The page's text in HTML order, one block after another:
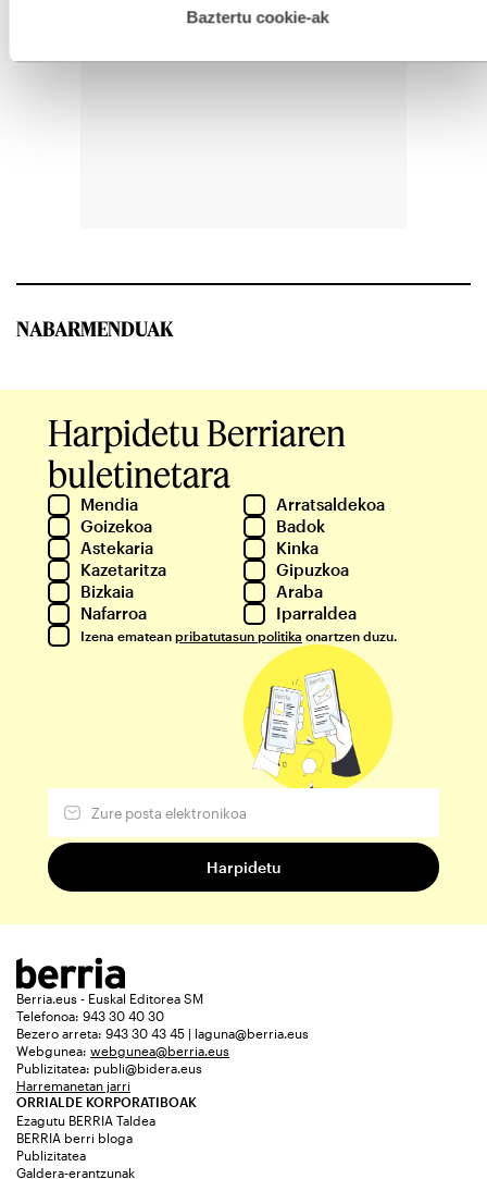
esplizitua ematen diguzu.Gehiago irakurri
Baztertu cookie-ak
NABARMENDUAK
Harpidetu Berriaren
buletinetara
Mendia
Arratsaldekoa
Goizekoa
Badok
Astekaria
Kinka
Kazetaritza
Gipuzkoa
Bizkaia
Araba
Nafarroa
Iparraldea
Izena ematean pribatutasun politika onartzen duzu.
Berria.eus - Euskal Editorea SM
Telefonoa: 943 30 40 30
Bezero arreta: 943 30 43 45 | laguna@berria.eus
Webgunea: webgunea@berria.eus
Publizitatea: publi@bidera.eus
Harremanetan jarri
ORRIALDE KORPORATIBOAK
Ezagutu BERRIA Taldea
BERRIA berri bloga
Publizitatea
Galdera-erantzunak